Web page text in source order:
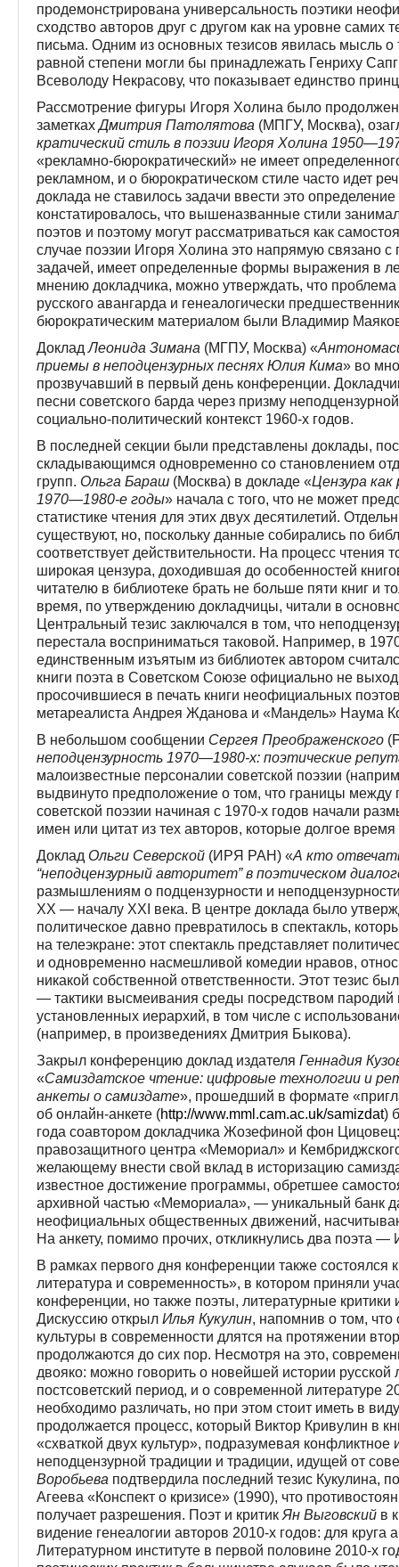
продемонстрирована универсальность поэтики
сходство авторов друг с другом как на уровне самих
письма. Одним из основных тезисов явилась мысль о
равной степени могли бы принадлежать Генриху
Всеволоду Некрасову, что показывает единство
Рассмотрение фигуры Игоря Холина было
заметкахДмитрия Патолятова (МПГУ, Москва),
кратический стиль в поэзии Игоря Холина
«рекламно-бюрократический» не имеет
рекламном, и о бюрократическом стиле часто идет
доклада не ставилось задачи ввести это
констатировалось, что вышеназванные стили
поэтов и поэтому могут рассматриваться как
случае поэзии Игоря Холина это напрямую связано с
задачей, имеет определенные формы выражения в
мнению докладчика, можно утверждать, что
русского авангарда и генеалогически
бюрократическим материалом были Владимир
ДокладЛеонида Зимана (МГПУ, Москва) «
приемы в неподцензурных песнях Юлия Кима» во
прозвучавший в первый день конференции.
песни советского барда через призму
социально-политический контекст 1960-х годов.
В последней секции были представлены доклады,
складывающимся одновременно со становлением
групп. Ольга Бараш (Москва) в докладе «Цензура
1970—1980-е годы» начала с того, что не может
статистике чтения для этих двух десятилетий.
существуют, но, поскольку данные собирались по
соответствует действительности. На процесс чтения
широкая цензура, доходившая до особенностей
читателю в библиотеке брать не больше пяти книг и
время, по утверждению докладчицы, читали в
Центральный тезис заключался в том, что
перестала восприниматься таковой. Например, в
единственным изъятым из библиотек автором
книги поэта в Советском Союзе официально не
просочившиеся в печать книги неофициальных
метареалиста Андрея Жданова и «Мандель» Наума
В небольшом сообщении Сергея Преображенского
неподцензурность 1970—1980-х: поэтические
малоизвестные персоналии советской поэзии
выдвинуто предположение о том, что границы
советской поэзии начиная с 1970-х годов начали
имен или цитат из тех авторов, которые долгое
Доклад Ольги Северской (ИРЯ РАН) «А кто
“неподцензурный авторитет” в поэтическом
размышлениям о подцензурности и
XX — началу XXI века. В центре доклада было
политическое давно превратилось в спектакль,
на телеэкране: этот спектакль представляет
и одновременно насмешливой комедии нравов,
никакой собственной ответственности. Этот тезис
— тактики высмеивания среды посредством пародий
установленных иерархий, в том числе с
(например, в произведениях Дмитрия Быкова).
Закрыл конференцию доклад издателя Геннадия
«Самиздатское чтение: цифровые технологии и
анкеты о самиздате», прошедший в формате
об онлайн-анкете (http://www.mml.cam.ac.uk/samizdat)
года соавтором докладчика Жозефиной фон
правозащитного центра «Мемориал» и
желающему внести свой вклад в историзацию
известное достижение программы, обретшее
архивной частью «Мемориала», — уникальный банк
неофициальных общественных движений,
На анкету, помимо прочих, откликнулись два поэта
В рамках первого дня конференции также состоялся
литература и современность», в котором приняли
конференции, но также поэты, литературные
Дискуссию открыл Илья Кукулин, напомнив о том,
культуры в современности длятся на протяжении
продолжаются до сих пор. Несмотря на это,
двояко: можно говорить о новейшей истории русской
постсоветский период, и о современной литературе
необходимо различать, но при этом стоит иметь в
продолжается процесс, который Виктор Кривулин в
«схваткой двух культур», подразумевая
неподцензурной традиции и традиции, идущей от
Воробьева подтвердила последний тезис Кукулина,
Агеева «Конспект о кризисе» (1990), что
получает разрешения. Поэт и критик Ян Выговский в
видение генеалогии авторов 2010-х годов: для
Литературном институте в первой половине 2010-х